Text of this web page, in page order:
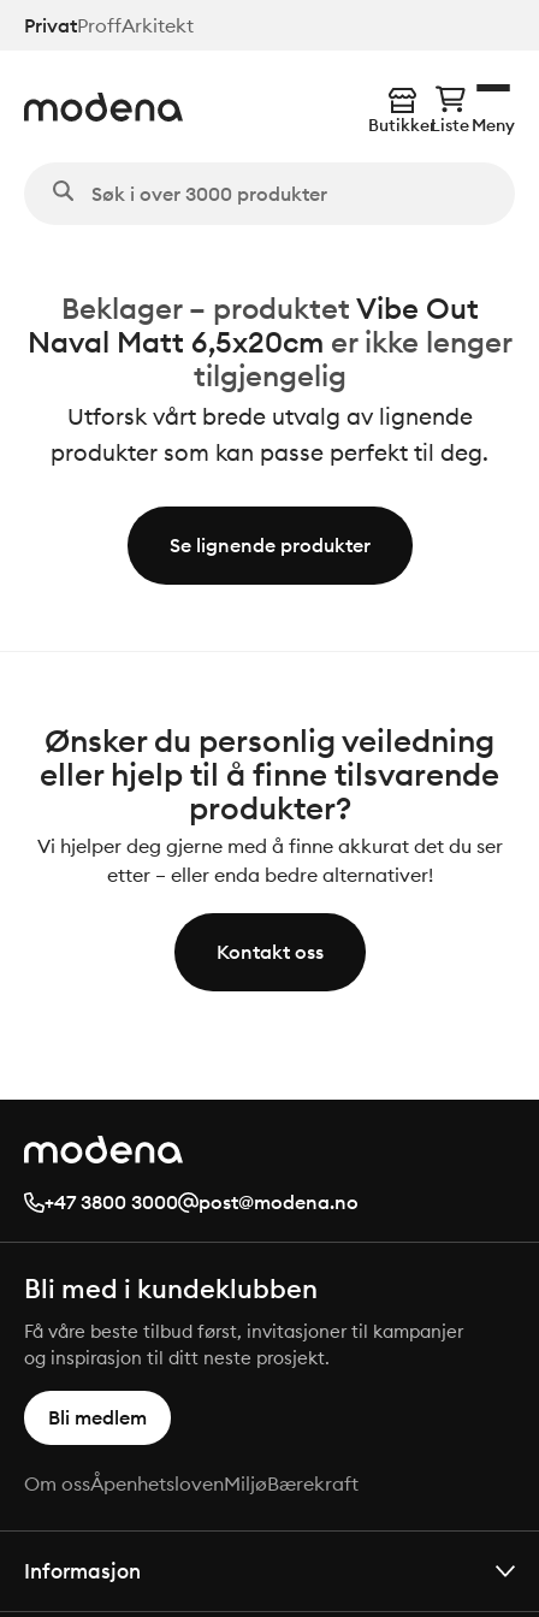
Hopp
PrivatProffArkitekt
ButikkerListeMeny
Beklager – produktet Vibe Out
Naval Matt 6,5x20cm er ikke lenger
tilgjengelig
Utforsk vårt brede utvalg av lignende
produkter som kan passe perfekt til deg.
Se lignende produkter
Ønsker du personlig veiledning
eller hjelp til å finne tilsvarende
produkter?
Vi hjelper deg gjerne med å finne akkurat det du ser
etter – eller enda bedre alternativer!
Kontakt oss
+47 3800 3000 post@modena.no
Bli med i kundeklubben
Få våre beste tilbud først, invitasjoner til kampanjer
og inspirasjon til ditt neste prosjekt.
Bli medlem
Om ossÅpenhetslovenMiljøBærekraft
Informasjon